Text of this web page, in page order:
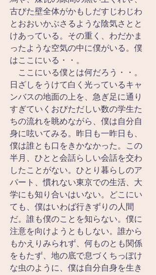
古びた壁全体がかもしだすじわじわ
とおおいかぶさるような陰気さとと
けあっている。その重く、わだかま
ったような空気の中に僕がいる。僕
はここにいる・・。
ここにいる僕とは何だろう・・。
日ざしをうけて白く光っているキャ
ンバスの地面の上を、急ぎ足に通り
すぎていくおびただしい数の学生た
ちの流れを眺めながら、僕は自分自
身に呟いてみる。昨日も一昨日も、
僕は誰とも口をきかなかった。この
半月、ひとと会話らしい会話を交わ
したことがない。ひとり暮らしのア
パート、慣れない東京での生活、大
学にも知り合いはいない。どこにい
ても、僕はいわば行きずりの人間
だ。誰も僕のことを知らない。僕に
注意を向けようともしない。誰から
もかえりみられず、何ものとも関係
をもたず、地の底で息づくちっぽけ
な虫のように、僕は自分自身を生き